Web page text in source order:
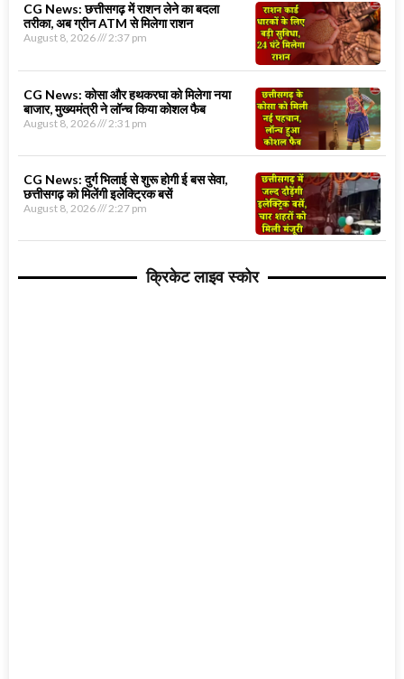
CG News: छत्तीसगढ़ में राशन लेने का बदला
तरीका, अब ग्रीन ATM से मिलेगा राशन
August 8, 2026 2:37 pm
CG News: कोसा और हथकरघा को मिलेगा नया
बाजार, मुख्यमंत्री ने लॉन्च किया कोशल फैब
August 8, 2026 2:31 pm
CG News: दुर्ग भिलाई से शुरू होगी ई बस सेवा,
छत्तीसगढ़ को मिलेंगी इलेक्ट्रिक बसें
August 8, 2026 2:27 pm
क्रिकेट लाइव स्कोर